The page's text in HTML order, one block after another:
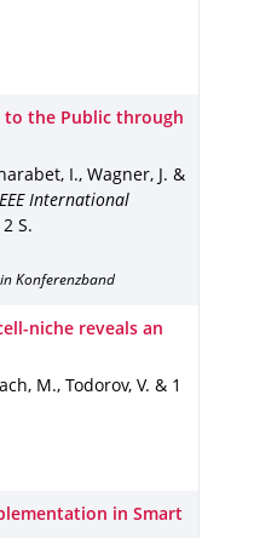
to the Public through
I., Wagner, J. &
International
2 S.
Konferenzband
niche reveals an
M., Todorov, V. & 1
in Smart